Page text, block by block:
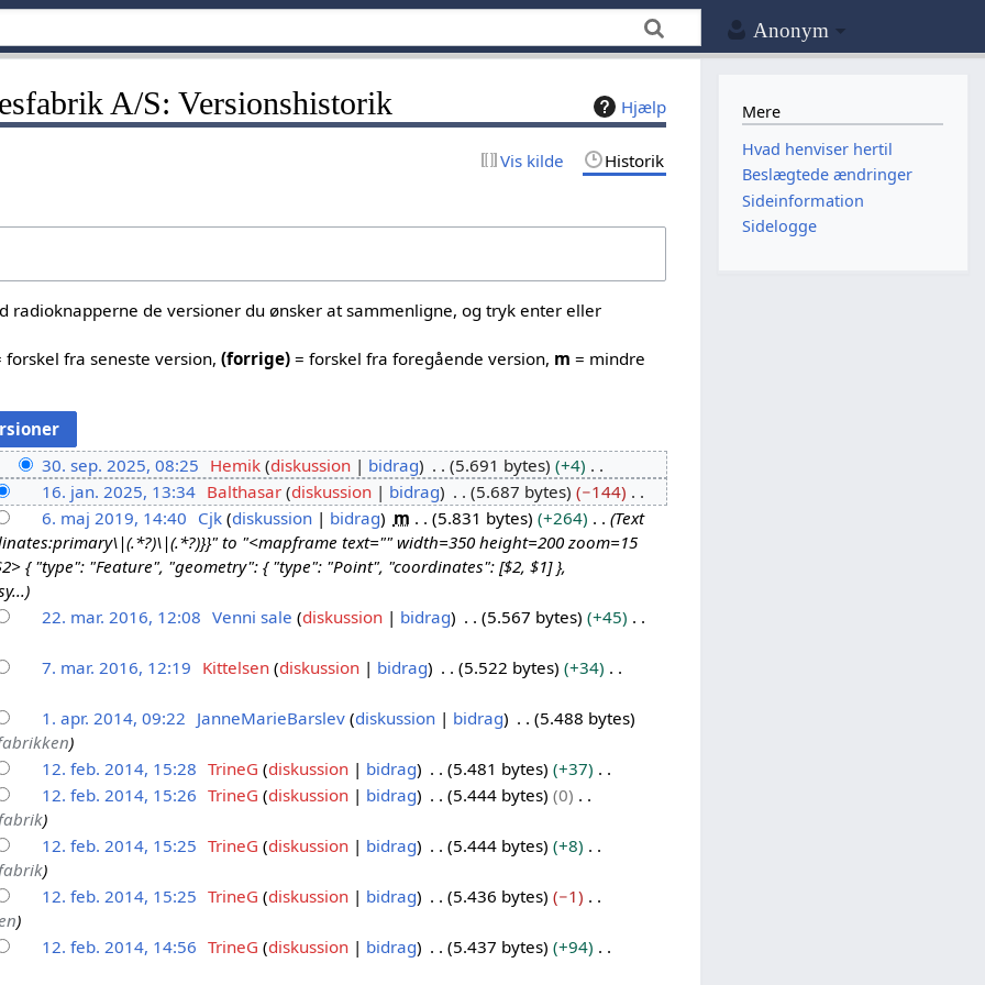
Anonym
Hjælp
A/S: Versionshistorik
Vis kilde Historik
radioknapperne de versioner du ønsker at sammenligne, og tryk enter eller
forskel fra seneste version,(forrige) = forskel fra foregående version, m = mindre
30. sep. 2025, 08:25 Hemik diskussion bidrag 5.691 bytes
+4
16. jan. 2025, 13:34 Balthasar diskussion bidrag 5.687 bytes
−144
6. maj 2019, 14:40 Cjk diskussion bidrag m 5.831 bytes +264
Text
to "<mapframe text="" width=350 height=200 zoom=15
{ "type": "Feature", "geometry": { "type": "Point", "coordinates": [$2, $1] },
22. mar. 2016, 12:08 Venni sale diskussion bidrag 5.567 bytes
+45
7. mar. 2016, 12:19 Kittelsen diskussion bidrag 5.522 bytes
+34
1. apr. 2014, 09:22 JanneMarieBarslev diskussion bidrag
5.488 bytes
12. feb. 2014, 15:28 TrineG diskussion bidrag 5.481 bytes
+37
12. feb. 2014, 15:26 TrineG diskussion bidrag 5.444 bytes
0
12. feb. 2014, 15:25 TrineG diskussion bidrag 5.444 bytes
+8
12. feb. 2014, 15:25 TrineG diskussion bidrag 5.436 bytes
−1
12. feb. 2014, 14:56 TrineG diskussion bidrag 5.437 bytes
+94
Mere
Hvad henviser hertil
Beslægtede ændringer
Sideinformation
Sidelogge